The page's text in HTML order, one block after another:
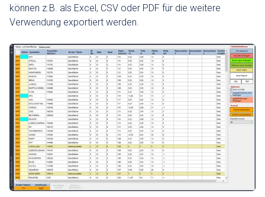
können z.B. als Excel, CSV oder PDF für die weitere
Verwendung exportiert werden.